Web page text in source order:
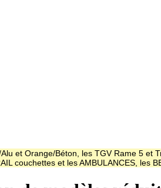
et Orange/Béton, les TGV Rame 5
couchettes et les AMBULANCES, les